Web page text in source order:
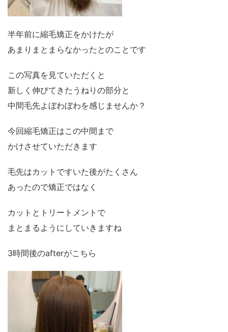
半年前に縮毛矯正をかけたが
あまりまとまらなかったとのことです
この写真を見ていただくと
新しく伸びてきたうねりの部分と
中間毛先よぼわぼわを感じませんか？
今回縮毛矯正はこの中間まで
かけさせていただきます
毛先はカットですいた後がたくさん
あったので矯正ではなく
カットとトリートメントで
まとまるようにしていきますね
3時間後のafterがこちら